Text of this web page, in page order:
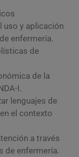
y aplicación
enfermería.
de
de la
I.
lenguajes de
el contexto
a través
de enfermería.